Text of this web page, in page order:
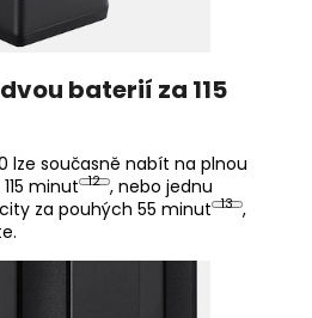
baterií za 115
lze současně nabít na plnou
minut 12 , nebo jednu
za pouhých 55 minut 13 ,